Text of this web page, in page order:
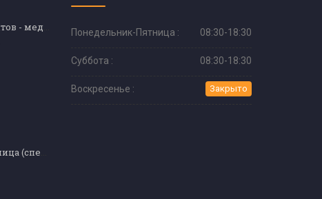
Понедельник-Пятница : 08:30-18:30
Суббота : 08:30-18:30
Воскресенье : Закрыто